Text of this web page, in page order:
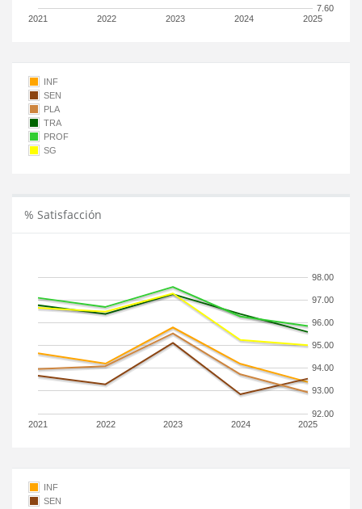
2021 2022 2023 2024 2025
7.60
INF
SEN
PLA
TRA
PROF
SG
% Satisfacción
2021 2022 2023 2024 2025
92.00
93.00
94.00
95.00
96.00
97.00
98.00
INF
SEN